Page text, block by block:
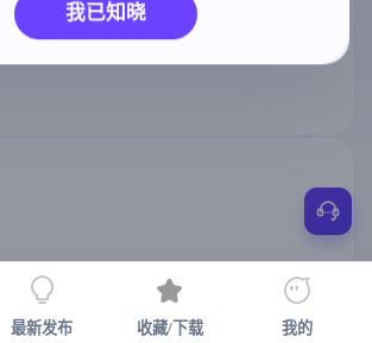
我已知晓
最新发布 收藏/下载 我的